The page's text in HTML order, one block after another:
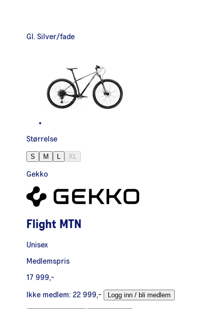
Gl. Silver/fade
Størrelse
S M L XL
Gekko
Flight MTN
Unisex
Medlemspris
17 999,-
Ikke medlem: 22 999,- Logg inn / bli medlem